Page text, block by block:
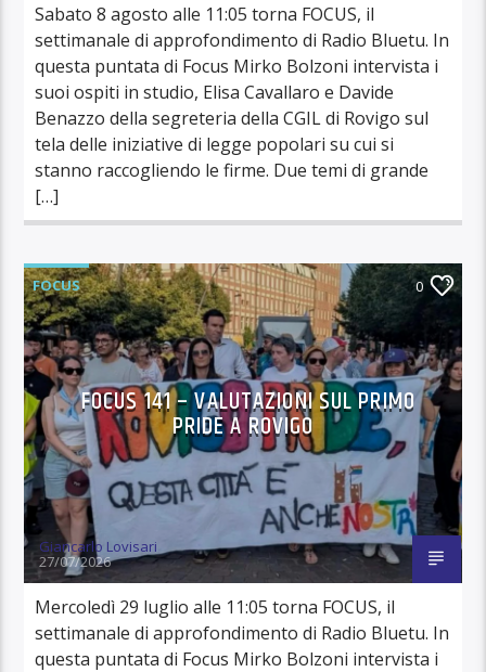
Sabato 8 agosto alle 11:05 torna FOCUS, il
settimanale di approfondimento di Radio Bluetu. In
questa puntata di Focus Mirko Bolzoni intervista i
suoi ospiti in studio, Elisa Cavallaro e Davide
Benazzo della segreteria della CGIL di Rovigo sul
tela delle iniziative di legge popolari su cui si
stanno raccogliendo le firme. Due temi di grande
[…]
FOCUS 0
FOCUS 141 – VALUTAZIONI SUL PRIMO
PRIDE A ROVIGO
Giancarlo Lovisari
27/07/2026
Mercoledì 29 luglio alle 11:05 torna FOCUS, il
settimanale di approfondimento di Radio Bluetu. In
questa puntata di Focus Mirko Bolzoni intervista i